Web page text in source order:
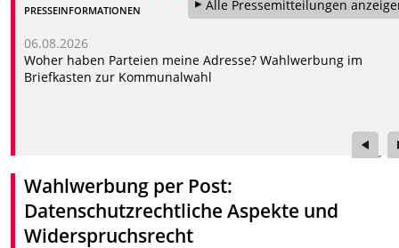
Alle Pressemitteilungen
PRESSEINFORMATIONEN
06.08.2026
Woher haben Parteien meine Adresse? Wahlwerbung im
Briefkasten zur Kommunalwahl
Wahlwerbung per Post:
Datenschutzrechtliche Aspekte und
Widerspruchsrecht